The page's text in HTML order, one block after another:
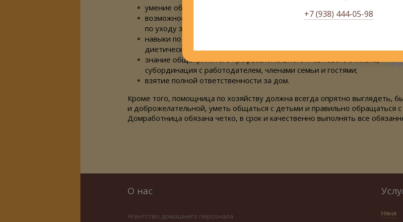
умение обращаться с дорогими вещами и материалами;
возможность самой закупать необходимые продукты и средства
по уходу за домом;
навыки по приготовлению различных блюд, знание основ
диетического питания;
знание общепринятого профессионального и бытового этикета,
субординация с работодателем, членами семьи и гостями;
взятие полной ответственности за дом.
Кроме того, помощница по хозяйству должна всегда опрятно выглядеть,
и доброжелательной, уметь общаться с детьми и правильно обращаться
Домработница обязана четко, в срок и качественно выполнять все
О нас
Агентство домашнего персонала
Няня
+7 (938) 444-05-98